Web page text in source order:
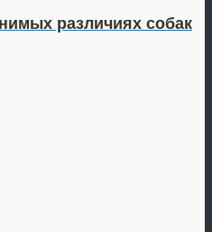
различиях собак